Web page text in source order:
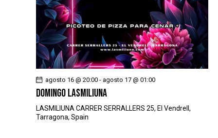
agosto 16 @ 20:00 - agosto 17 @ 01:00
DOMINGO LASMILIUNA
LASMILIUNACARRER SERRALLERS 25, El Vendrell,
Tarragona, Spain